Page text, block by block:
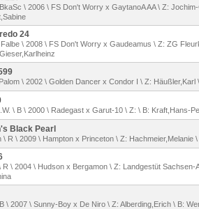
\ 2006 \ FS Don't Worry x GaytanoA AA \ Z:
24
\ 2008 \ FS Don't Worry x Gaudeamus \ Z: ZG
\ 2002 \ Golden Dancer x Condor I \ Z: Häußler,Karl
\ B \ 2000 \ Radegast x Garut-10 \ Z: \ B: Kraft,Hans-
Black Pearl
\ R \ 2009 \ Hampton x Princeton \ Z: Hachmeier,Melanie
R \ 2004 \ Hudson x Bergamon \ Z: Landgestüt
\ 2007 \ Sunny-Boy x De Niro \ Z: Alberding,Erich \ B: